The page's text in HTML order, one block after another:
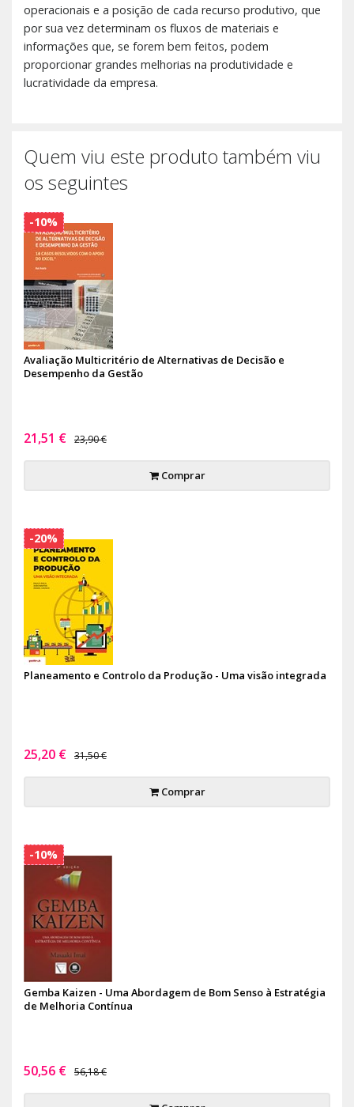
operacionais e a posição de cada recurso produtivo, que
por sua vez determinam os fluxos de materiais e
informações que, se forem bem feitos, podem
proporcionar grandes melhorias na produtividade e
lucratividade da empresa.
Quem viu este produto também viu
os seguintes
Avaliação Multicritério de Alternativas de Decisão e
Desempenho da Gestão
21,51 € 23,90 €
Comprar
-10%
Planeamento e Controlo da Produção - Uma visão integrada
25,20 € 31,50 €
Comprar
-20%
Gemba Kaizen - Uma Abordagem de Bom Senso à Estratégia
de Melhoria Contínua
50,56 € 56,18 €
-10%